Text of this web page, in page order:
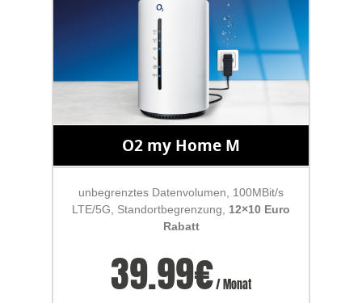
O2 my Home M
unbegrenztes Datenvolumen, 100MBit/s
LTE/5G, Standortbegrenzung, 12×10 Euro
Rabatt
39.99€/ Monat